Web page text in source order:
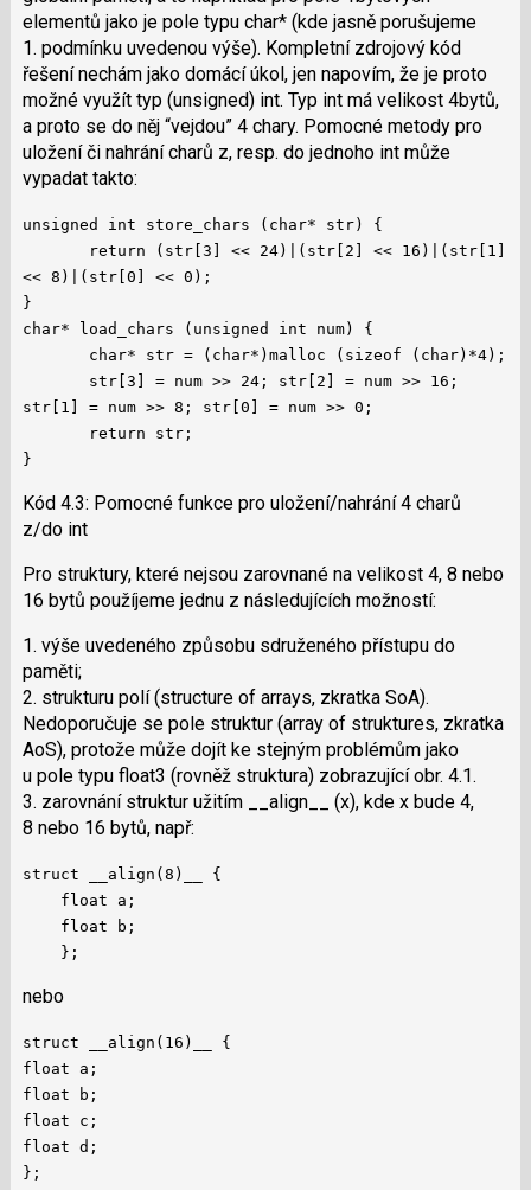
elementů jako je pole typu char* (kde jasně porušujeme
1. podmínku uvedenou výše). Kompletní zdrojový kód
řešení nechám jako domácí úkol, jen napovím, že je proto
možné využít typ (unsigned) int. Typ int má velikost 4bytů,
a proto se do něj “vejdou” 4 chary. Pomocné metody pro
uložení či nahrání charů z, resp. do jednoho int může
vypadat takto:
unsigned int store_chars (char* str) {
return (str[3] << 24)|(str[2] << 16)|(str[1]
<< 8)|(str[0] << 0);
}
char* load_chars (unsigned int num) {
char* str = (char*)malloc (sizeof (char)*4);
str[3] = num >> 24; str[2] = num >> 16;
str[1] = num >> 8; str[0] = num >> 0;
return str;
}
Kód 4.3: Pomocné funkce pro uložení/nahrání 4 charů
z/do int
Pro struktury, které nejsou zarovnané na velikost 4, 8 nebo
16 bytů použíjeme jednu z následujících možností:
1. výše uvedeného způsobu sdruženého přístupu do
paměti;
2. strukturu polí (structure of arrays, zkratka SoA).
Nedoporučuje se pole struktur (array of struktures, zkratka
AoS), protože může dojít ke stejným problémům jako
u pole typu float3 (rovněž struktura) zobrazující obr. 4.1.
3. zarovnání struktur užitím __align__ (x), kde x bude 4,
8 nebo 16 bytů, např:
struct __align(8)__ {
float a;
float b;
};
nebo
struct __align(16)__ {
float a;
float b;
float c;
float d;
};